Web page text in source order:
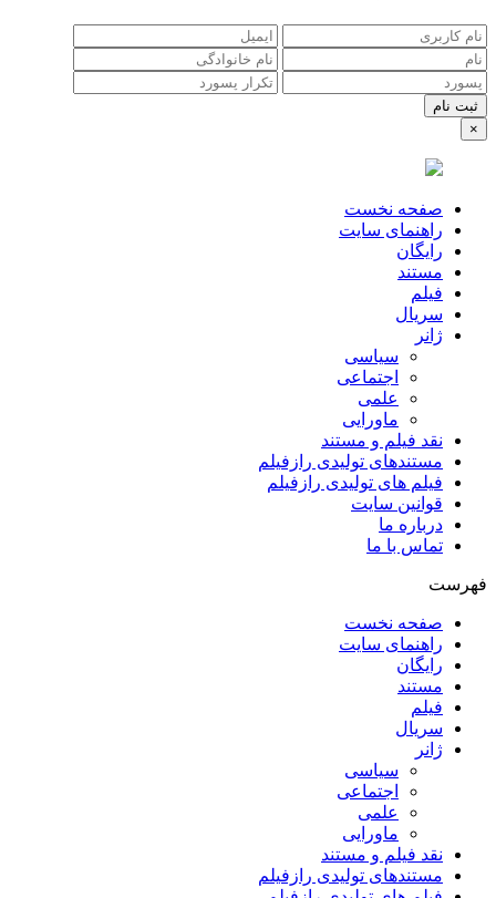
×
صفحه نخست
راهنمای سایت
رایگان
مستند
فیلم
سریال
ژانر
سیاسی
اجتماعی
علمی
ماورایی
نقد فیلم و مستند
مستندهای تولیدی رازفیلم
فیلم های تولیدی رازفیلم
قوانین سایت
درباره ما
تماس با ما
فهرست
صفحه نخست
راهنمای سایت
رایگان
مستند
فیلم
سریال
ژانر
سیاسی
اجتماعی
علمی
ماورایی
نقد فیلم و مستند
مستندهای تولیدی رازفیلم